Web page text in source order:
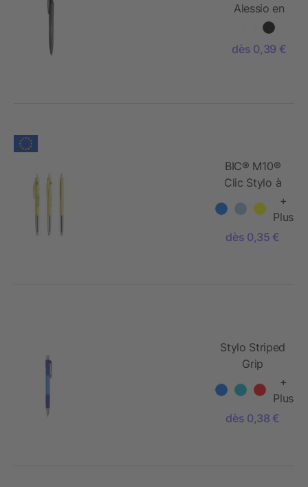
Alessio en
PET
recyclé -
encre
dès 0,39 €
BIC® M10®
Clic Stylo à
rétractable
+
Plus
dès 0,35 €
Stylo Striped
Grip
+
Plus
dès 0,38 €